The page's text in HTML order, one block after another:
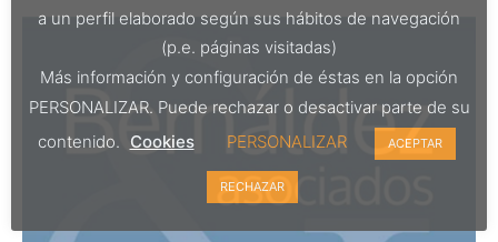
a un perfil elaborado según sus hábitos de navegación
(p.e. páginas visitadas)
Más información y configuración de éstas en la opción
PERSONALIZAR. Puede rechazar o desactivar parte de su
contenido. Cookies PERSONALIZAR ACEPTAR
RECHAZAR